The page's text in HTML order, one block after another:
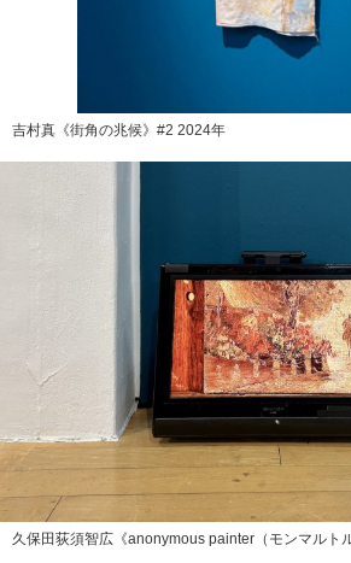
吉村真《街角の兆候》#2 2024年
久保田荻須智広《anonymous painter（モンマルト